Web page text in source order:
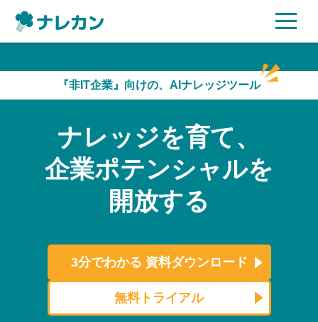
AI機能
ご利用企業様の声
セキュリティ
よくある質問
資料ダウンロード
『非IT企業』向けの、AIナレッジツール
ナレッジを育て、
企業ポテンシャルを
開放する
3分でわかる 資料ダウンロード
無料トライアル